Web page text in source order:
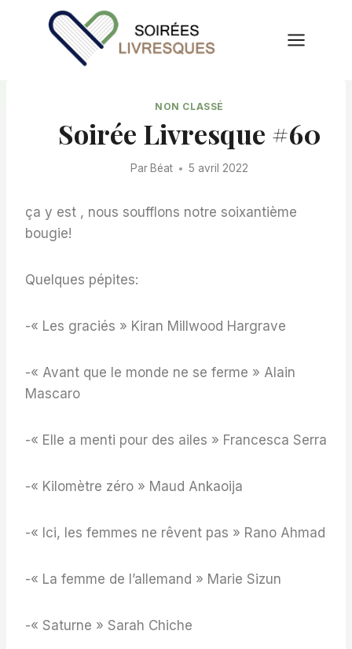
NON CLASSÉ
Soirée Livresque #60
Par Béat 5 avril 2022
ça y est , nous soufflons notre soixantième
bougie!
Quelques pépites:
-« Les graciés » Kiran Millwood Hargrave
-« Avant que le monde ne se ferme » Alain
Mascaro
-« Elle a menti pour des ailes » Francesca Serra
-« Kilomètre zéro » Maud Ankaoija
-« Ici, les femmes ne rêvent pas » Rano Ahmad
-« La femme de l’allemand » Marie Sizun
-« Saturne » Sarah Chiche